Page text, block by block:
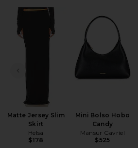
DIAPOSITIVA ANTERIOR
Matte Jersey Slim
Skirt
Helsa
$178
Mini Bolso Hobo
Candy
Mansur Gavriel
$525